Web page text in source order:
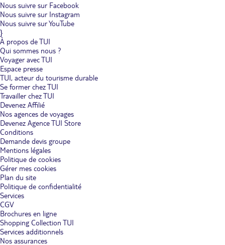
Nous suivre sur Facebook
Nous suivre sur Instagram
Nous suivre sur YouTube
}
À propos de TUI
Qui sommes nous ?
Voyager avec TUI
Espace presse
TUI, acteur du tourisme durable
Se former chez TUI
Travailler chez TUI
Devenez Affilié
Nos agences de voyages
Devenez Agence TUI Store
Conditions
Demande devis groupe
Mentions légales
Politique de cookies
Gérer mes cookies
Plan du site
Politique de confidentialité
Services
CGV
Brochures en ligne
Shopping Collection TUI
Services additionnels
Nos assurances